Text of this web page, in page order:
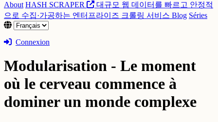
About HASH SCRAPER
대규모 웹 데이터를 빠르고 안정적
으로 수집·가공하는 엔터프라이즈 크롤링 서비스 Blog Séries
Connexion
Modularisation - Le moment
où le cerveau commence à
dominer un monde complexe